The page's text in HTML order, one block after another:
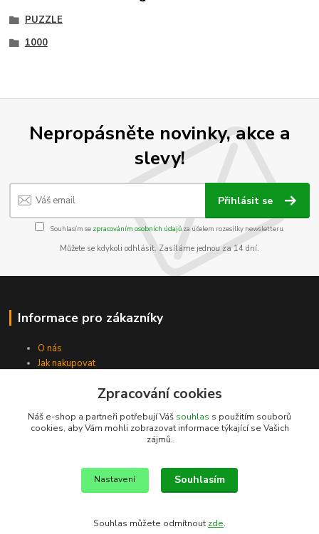
PUZZLE
1000
Nepropásněte novinky, akce a
slevy!
Přihlásit se
Souhlasím se zpracováním osobních údajůza účelem rozesílky newsletteru.
Můžete se kdykoli odhlásit. Zasíláme jednou za 14 dní.
Informace pro zákazníky
O nás
Jak nakupovat
Zpracování cookies
Náš e-shop a partneři potřebují Váš souhlas s použitím souborů
cookies, aby Vám mohli zobrazovat informace týkající se Vašich
zájmů.
Nastavení Souhlasím
Souhlas můžete odmítnout zde.